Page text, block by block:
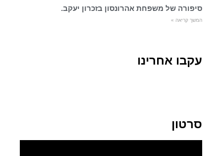
סיפורה של משפחת אהרונסון בזכרון יעקב.
המשך קריאה »
עקבו אחרינו
סרטון